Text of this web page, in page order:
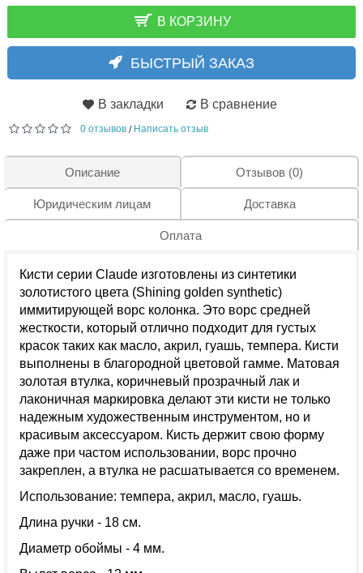
В КОРЗИНУ
БЫСТРЫЙ ЗАКАЗ
В закладки В сравнение
0 отзывов / Написать отзыв
Описание Отзывов (0)
Юридическим лицам Доставка
Оплата
Кисти серии Claude изготовлены из синтетики
золотистого цвета (Shining golden synthetic)
иммитирующей ворс колонка. Это ворс средней
жесткости, который отлично подходит для густых
красок таких как масло, акрил, гуашь, темпера. Кисти
выполнены в благородной цветовой гамме. Матовая
золотая втулка, коричневый прозрачный лак и
лаконичная маркировка делают эти кисти не только
надежным художественным инструментом, но и
красивым аксессуаром. Кисть держит свою форму
даже при частом использовании, ворс прочно
закреплен, а втулка не расшатывается со временем.
Использование: темпера, акрил, масло, гуашь.
Длина ручки - 18 см.
Диаметр обоймы - 4 мм.